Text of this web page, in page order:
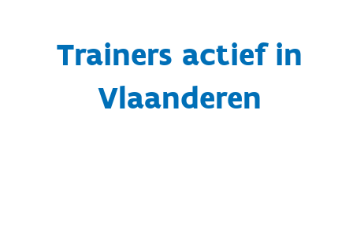
Trainers actief in
Vlaanderen